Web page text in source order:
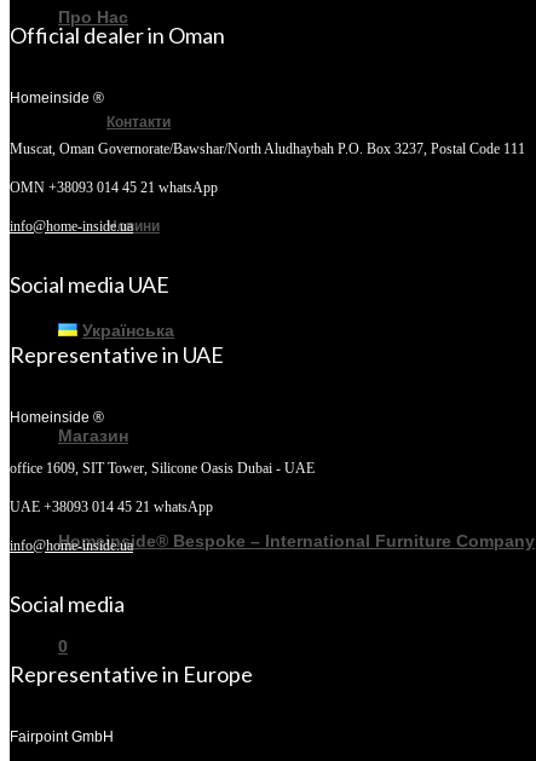
Про Нас
Контакти
Новини
Українська
Магазин
Homeinside® Bespoke – International Furniture Company
0
Official dealer in Oman
Homeinside ®
Muscat, Oman Governorate/Bawshar/North Aludhaybah P.O. Box 3237, Postal Code 111
OMN +38093 014 45 21 whatsApp
info@home-inside.ua
Social media UAE
Representative in UAE
Homeinside ®
office 1609, SIT Tower, Silicone Oasis Dubai - UAE
UAE +38093 014 45 21 whatsApp
info@home-inside.ua
Social media
Representative in Europe
Fairpoint GmbH